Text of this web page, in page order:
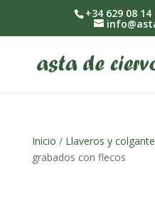
+34 629 08 14
Inicio / Llaveros y
grabados con flecos